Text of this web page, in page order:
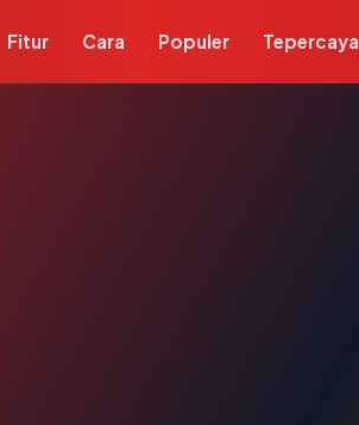
Fitur Cara Populer Tepercaya